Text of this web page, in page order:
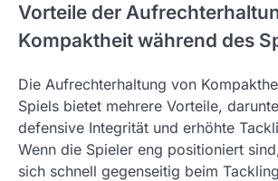
Vorteile der
Kompaktheit während des
Die Aufrechterhaltung von
Spiels bietet mehrere Vorteile,
defensive Integrität und erhöhte
Wenn die Spieler eng positioniert
sich schnell gegenseitig beim